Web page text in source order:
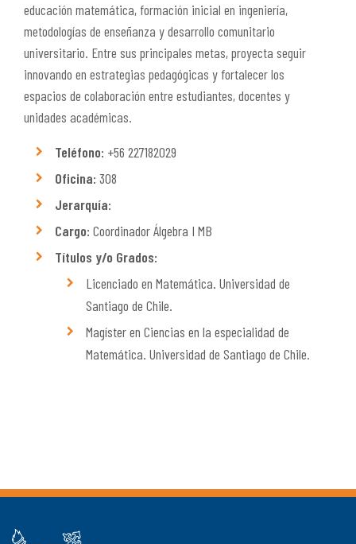
educación matemática, formación inicial en ingeniería,
metodologías de enseñanza y desarrollo comunitario
universitario. Entre sus principales metas, proyecta seguir
innovando en estrategias pedagógicas y fortalecer los
espacios de colaboración entre estudiantes, docentes y
unidades académicas.
Teléfono: +56 227182029
Oficina: 308
Jerarquía:
Cargo: Coordinador Álgebra I MB
Títulos y/o Grados:
Licenciado en Matemática. Universidad de
Santiago de Chile.
Magíster en Ciencias en la especialidad de
Matemática. Universidad de Santiago de Chile.